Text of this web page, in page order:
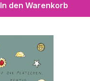
In den Warenkorb